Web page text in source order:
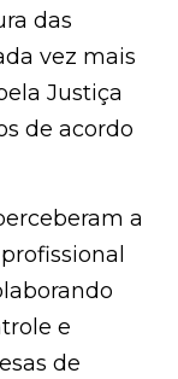
das
vez mais
Justiça
de acordo
a
e
de